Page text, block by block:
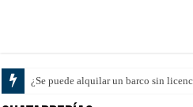
¿Se puede alquilar un barco sin